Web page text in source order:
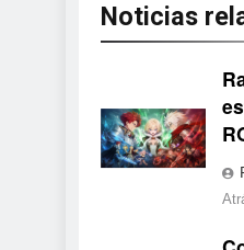
Noticias